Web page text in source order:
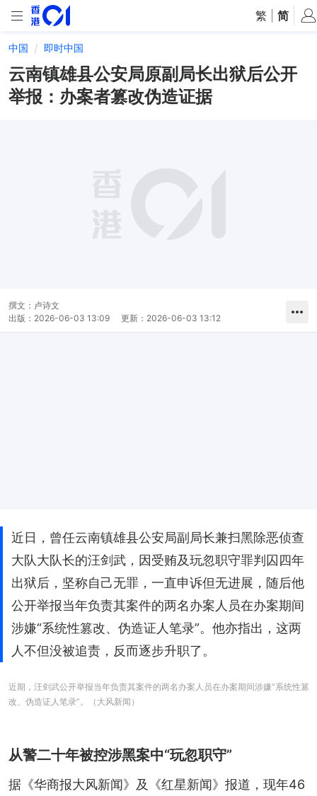
繁 简
中国 即时中国
云南镇雄县公安局原副局长出狱后公开
举报：办案者篡改伪造证据
撰文： 卢诗文
出版： 2026-06-03 13:09 更新： 2026-06-03 13:12
近日，曾任云南镇雄县公安局副局长兼扫黑除恶侦查
大队大队长的汪剑武，因受贿及玩忽职守罪判囚四年
出狱后，坚称自己无罪，一直申诉但无进展，随后他
公开举报当年负责其案件的两名办案人员在办案期间
涉嫌“系统性篡改、伪造证人笔录”。他亦指出，这两
人不但没被追责，反而逐步升职了。
近期，汪剑武公开举报当年负责其案件的两名办案人员在办案期间涉嫌“系统性篡
改、伪造证人笔录”。（大风新闻）
从警二十年被控涉黑案中“玩忽职守”
据《华商报大风新闻》及《红星新闻》报道，现年46